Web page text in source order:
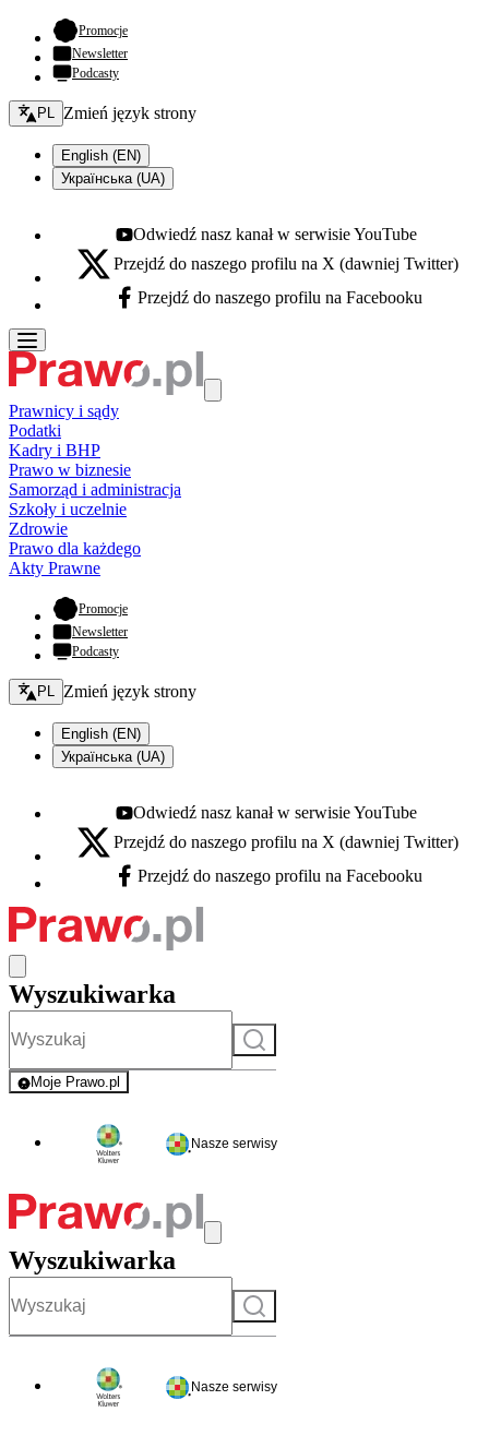
Promocje- otwiera się w nowej karcie
Newsletter
Podcasty
Zmień język - bieżący:
PL Zmień język strony
English (EN)
Українська (UA)
Youtube - otwiera się w nowej karcie
Odwiedź nasz kanał w serwisie YouTube
X - otwiera się w nowej karcie
Przejdź do naszego profilu na X (dawniej Twitter)
Facebook - otwiera się w nowej karcie
Przejdź do naszego profilu na Facebooku
Prawnicy i sądy
Podatki
Kadry i BHP
Prawo w biznesie
Samorząd i administracja
Szkoły i uczelnie
Zdrowie
Prawo dla każdego
Akty Prawne
Promocje- otwiera się w nowej karcie
Newsletter
Podcasty
Zmień język - bieżący:
PL Zmień język strony
English (EN)
Українська (UA)
Youtube - otwiera się w nowej karcie
Odwiedź nasz kanał w serwisie YouTube
X - otwiera się w nowej karcie
Przejdź do naszego profilu na X (dawniej Twitter)
Facebook - otwiera się w nowej karcie
Przejdź do naszego profilu na Facebooku
Wyszukiwarka
Szukaj
Moje Prawo.pl
- rejestracja i logowanie do serwisu
Nasze serwisy
Wyszukiwarka
Szukaj
Nasze serwisy